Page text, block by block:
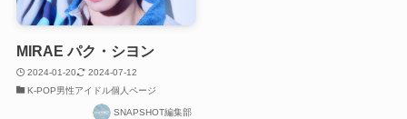
MIRAE パク・シヨン
2024-01-20
2024-07-12
K-POP男性アイドル個人ページ
SNAPSHOT編集部